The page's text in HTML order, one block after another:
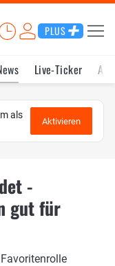
PLUS
Live-Ticker
als
Aktivieren
-
gut für